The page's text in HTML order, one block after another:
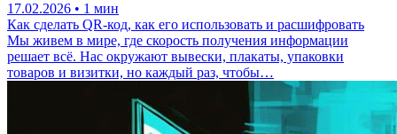
17.02.2026 • 1 мин
Как сделать QR-код, как его использовать и расшифровать
Мы живем в мире, где скорость получения информации
решает всё. Нас окружают вывески, плакаты, упаковки
товаров и визитки, но каждый раз, чтобы…